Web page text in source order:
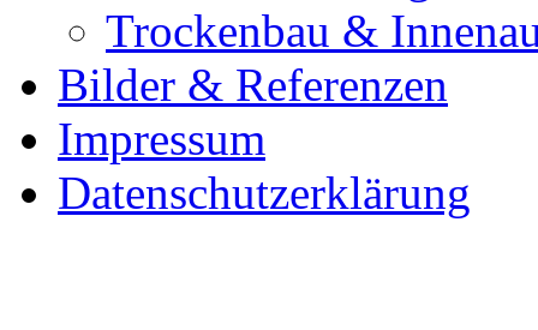
Trockenbau &
Bilder & Referenzen
Impressum
Datenschutzerklärung